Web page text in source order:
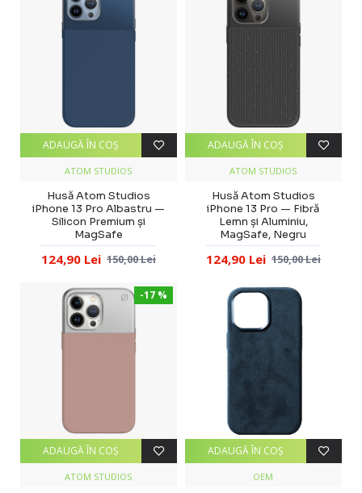
ATOM STUDIOS
Husă Atom Studios
iPhone 13 Pro Albastru —
Silicon Premium și
MagSafe
124,90 Lei 150,00 Lei
ADAUGĂ ÎN COŞ
ATOM STUDIOS
Husă Atom Studios
iPhone 13 Pro — Fibră
Lemn și Aluminiu,
MagSafe, Negru
124,90 Lei 150,00 Lei
ADAUGĂ ÎN COŞ
-17 %
ATOM STUDIOS
ADAUGĂ ÎN COŞ
OEM
ADAUGĂ ÎN COŞ